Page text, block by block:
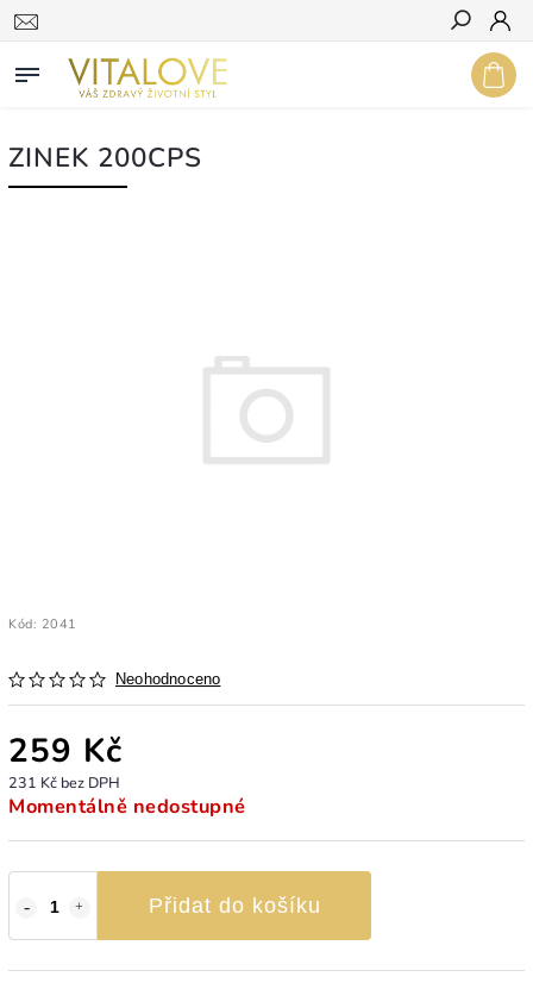
Hledat
ZINEK 200CPS
Kód: 2041
Neohodnoceno
259 Kč
231 Kč bez DPH
Momentálně nedostupné
Přidat do košíku